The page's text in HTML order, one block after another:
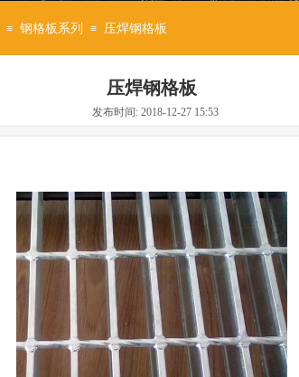
≡ 钢格板系列 ≡ 压焊钢格板
压焊钢格板
发布时间: 2018-12-27 15:53